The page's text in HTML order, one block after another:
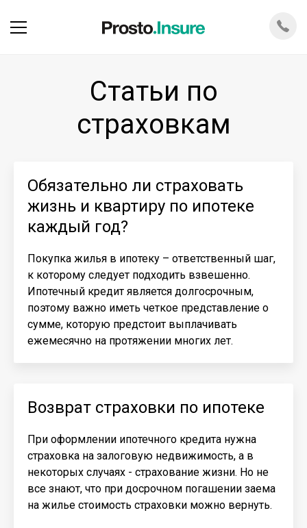
Статьи по
страховкам
Обязательно ли страховать
жизнь и квартиру по ипотеке
каждый год?
Покупка жилья в ипотеку – ответственный шаг,
к которому следует подходить взвешенно.
Ипотечный кредит является долгосрочным,
поэтому важно иметь четкое представление о
сумме, которую предстоит выплачивать
ежемесячно на протяжении многих лет.
Возврат страховки по ипотеке
При оформлении ипотечного кредита нужна
страховка на залоговую недвижимость, а в
некоторых случаях - страхование жизни. Но не
все знают, что при досрочном погашении заема
на жилье стоимость страховки можно вернуть.